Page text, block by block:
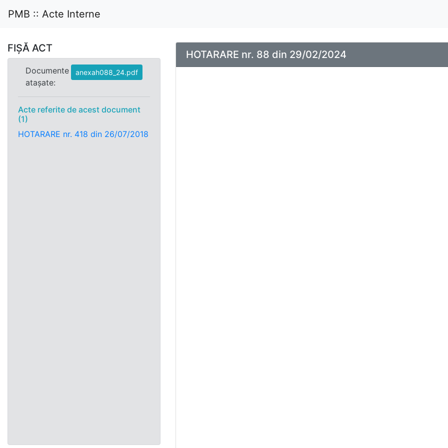
PMB :: Acte Interne
FIȘĂ ACT
Documente
atașate:
anexah088_24.pdf
Acte referite de acest document
(1)
HOTARARE nr. 418 din 26/07/2018
HOTARARE nr. 88 din 29/02/2024